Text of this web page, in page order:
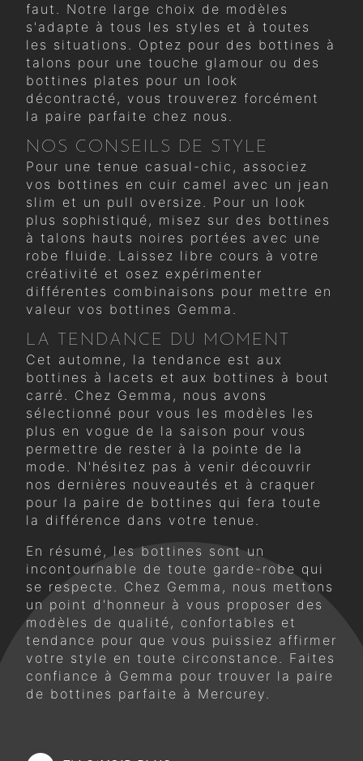
faut. Notre large choix de modèles
s'adapte à tous les styles et à toutes
les situations. Optez pour des bottines à
talons pour une touche glamour ou des
bottines plates pour un look
décontracté, vous trouverez forcément
la paire parfaite chez nous.
NOS CONSEILS DE STYLE
Pour une tenue casual-chic, associez
vos bottines en cuir camel avec un jean
slim et un pull oversize. Pour un look
plus sophistiqué, misez sur des bottines
à talons hauts noires portées avec une
robe fluide. Laissez libre cours à votre
créativité et osez expérimenter
différentes combinaisons pour mettre en
valeur vos bottines Gemma.
LA TENDANCE DU MOMENT
Cet automne, la tendance est aux
bottines à lacets et aux bottines à bout
carré. Chez Gemma, nous avons
sélectionné pour vous les modèles les
plus en vogue de la saison pour vous
permettre de rester à la pointe de la
mode. N'hésitez pas à venir découvrir
nos dernières nouveautés et à craquer
pour la paire de bottines qui fera toute
la différence dans votre tenue.
En résumé, les bottines sont un
incontournable de toute garde-robe qui
se respecte. Chez Gemma, nous mettons
un point d'honneur à vous proposer des
modèles de qualité, confortables et
tendance pour que vous puissiez affirmer
votre style en toute circonstance. Faites
confiance à Gemma pour trouver la paire
de bottines parfaite à Mercurey.